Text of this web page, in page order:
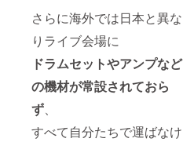
さらに海外では日本と異な
りライブ会場に
ドラムセットやアンプなど
の機材が常設されておら
ず、
すべて自分たちで運ばなけ